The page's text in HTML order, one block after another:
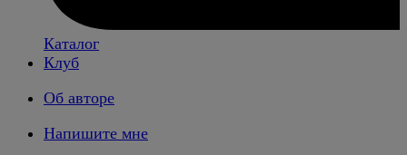
Каталог
Клуб
Об авторе
Напишите мне